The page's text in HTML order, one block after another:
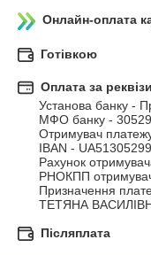
Онлайн-оплата
Готівкою
Оплата за
Установа банку -
МФО банку -
Отримувач
IBAN -
Рахунок
РНОКПП
Призначення
ТЕТЯНА
Післяплата